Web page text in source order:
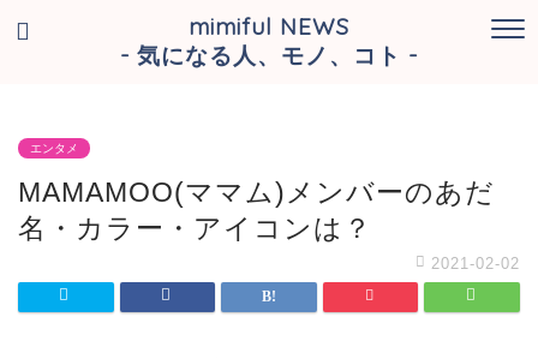
mimiful NEWS
- 気になる人、モノ、コト -
エンタメ
MAMAMOO(ママム)メンバーのあだ
名・カラー・アイコンは？
2021-02-02